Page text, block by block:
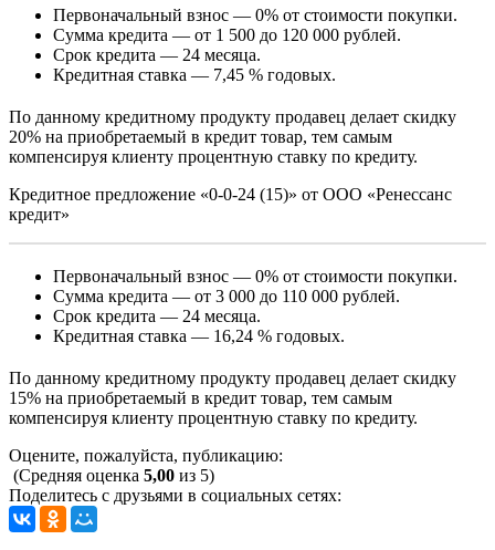
Первоначальный взнос — 0% от стоимости покупки.
Сумма кредита — от 1 500 до 120 000 рублей.
Срок кредита — 24 месяца.
Кредитная ставка — 7,45 % годовых.
По данному кредитному продукту продавец делает скидку
20% на приобретаемый в кредит товар, тем самым
компенсируя клиенту процентную ставку по кредиту.
Кредитное предложение «0-0-24 (15)» от ООО «Ренессанс
кредит»
Первоначальный взнос — 0% от стоимости покупки.
Сумма кредита — от 3 000 до 110 000 рублей.
Срок кредита — 24 месяца.
Кредитная ставка — 16,24 % годовых.
По данному кредитному продукту продавец делает скидку
15% на приобретаемый в кредит товар, тем самым
компенсируя клиенту процентную ставку по кредиту.
Оцените, пожалуйста, публикацию:
(Средняя оценка 5,00 из 5)
Поделитесь с друзьями в социальных сетях: